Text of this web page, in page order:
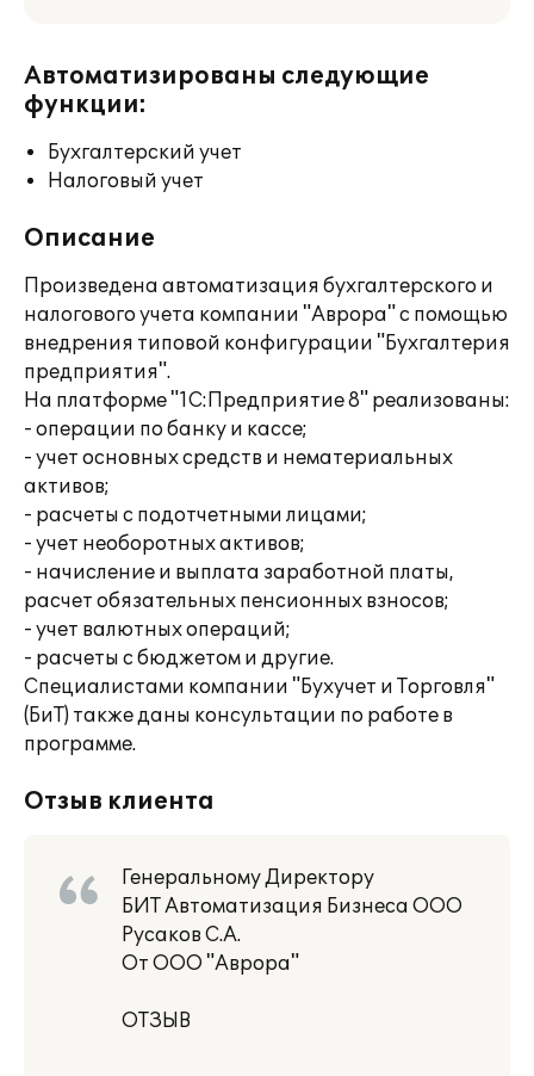
Автоматизированы следующие
функции:
Бухгалтерский учет
Налоговый учет
Описание
Произведена автоматизация бухгалтерского и
налогового учета компании "Аврора" с помощью
внедрения типовой конфигурации "Бухгалтерия
предприятия".
На платформе "1С:Предприятие 8" реализованы:
- операции по банку и кассе;
- учет основных средств и нематериальных
активов;
- расчеты с подотчетными лицами;
- учет необоротных активов;
- начисление и выплата заработной платы,
расчет обязательных пенсионных взносов;
- учет валютных операций;
- расчеты с бюджетом и другие.
Специалистами компании "Бухучет и Торговля"
(БиТ) также даны консультации по работе в
программе.
Отзыв клиента
Генеральному Директору
БИТ Автоматизация Бизнеса ООО
Русаков С.А.
От ООО "Аврора"
ОТЗЫВ